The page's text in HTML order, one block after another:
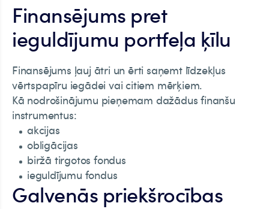
Finansējums pret
ieguldījumu portfeļa ķīlu
Finansējums ļauj ātri un ērti saņemt līdzekļus
vērtspapīru iegādei vai citiem mērķiem.
Kā nodrošinājumu pieņemam dažādus finanšu
instrumentus:
akcijas
obligācijas
biržā tirgotos fondus
ieguldījumu fondus
Galvenās priekšrocības